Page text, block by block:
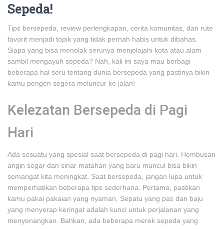
Sepeda!
Tips bersepeda, review perlengkapan, cerita komunitas, dan rute
favorit menjadi topik yang tidak pernah habis untuk dibahas.
Siapa yang bisa menolak serunya menjelajahi kota atau alam
sambil mengayuh sepeda? Nah, kali ini saya mau berbagi
beberapa hal seru tentang dunia bersepeda yang pastinya bikin
kamu pengen segera meluncur ke jalan!
Kelezatan Bersepeda di Pagi
Hari
Ada sesuatu yang spesial saat bersepeda di pagi hari. Hembusan
angin segar dan sinar matahari yang baru muncul bisa bikin
semangat kita meningkat. Saat bersepeda, jangan lupa untuk
memperhatikan beberapa tips sederhana. Pertama, pastikan
kamu pakai pakaian yang nyaman. Sepatu yang pas dan baju
yang menyerap keringat adalah kunci untuk perjalanan yang
menyenangkan. Bahkan, ada beberapa merek sepeda yang